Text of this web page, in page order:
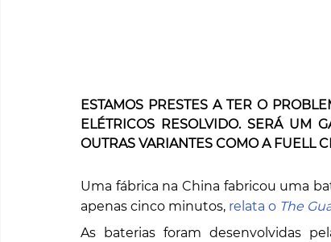
ESTAMOS PRESTES A TER O
ELÉTRICOS RESOLVIDO. SERÁ UM
OUTRAS VARIANTES COMO A FUELL
Uma fábrica na China fabricou uma
apenas cinco minutos, relata o The
As baterias foram desenvolvidas